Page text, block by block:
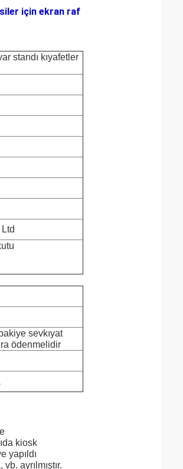
için ekran raf
standı kıyafetler
sevkıyat
ödenmelidir
kiosk
yapıldı
ayrılmıştır.